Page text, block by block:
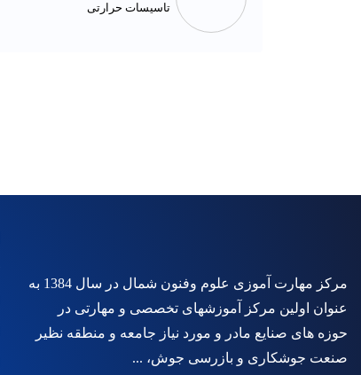
تاسیسات حرارتی
مرکز مهارت آموزی علوم وفنون شمال در سال 1384 به
عنوان اولین مرکز آموزشهای تخصصی و مهارتی در
حوزه های صنایع مادر و مورد نیاز جامعه و منطقه نظیر
صنعت جوشکاری و بازرسی جوش، ...